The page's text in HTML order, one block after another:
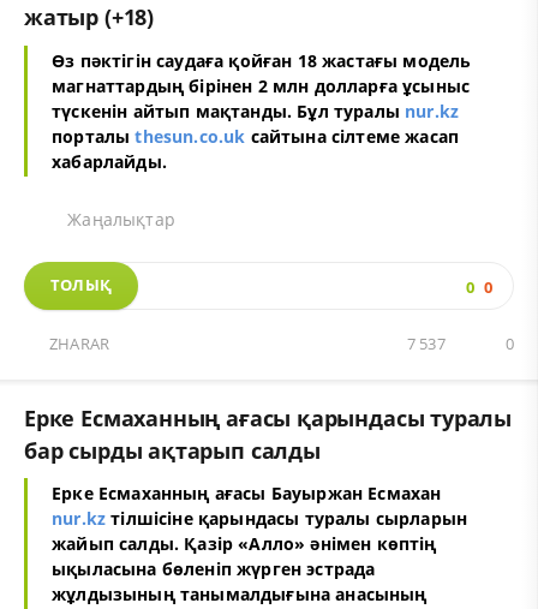
жатыр (+18)
Өз пәктігін саудаға қойған 18 жастағы модель
магнаттардың бірінен 2 млн долларға ұсыныс
түскенін айтып мақтанды. Бұл туралы nur.kz
порталыthesun.co.uk сайтына сілтеме жасап
хабарлайды.
Жаңалықтар
ТОЛЫҚ 0 0
ZHARAR 0
7 537
Ерке Есмаханның ағасы қарындасы туралы
бар сырды ақтарып салды
Ерке Есмаханның ағасы Бауыржан Есмахан
nur.kz тілшісіне қарындасы туралы сырларын
жайып салды. Қазір «Алло» әнімен көптің
ықыласына бөленіп жүрген эстрада
жұлдызының танымалдығына анасының